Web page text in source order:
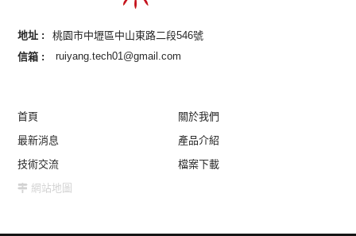
地址 :
桃園市中壢區中山東路二段546號
信箱 :
ruiyang.tech01@gmail.com
首頁
關於我們
最新消息
產品介紹
技術交流
檔案下載
網站地圖